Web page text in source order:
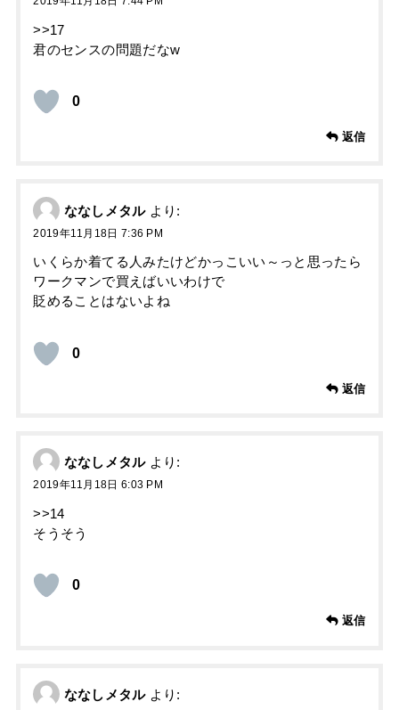
>>17
君のセンスの問題だなw
0
返信
ななしメタル より:
2019年11月18日 7:36 PM
いくらか着てる人みたけどかっこいい～っと思ったら
ワークマンで買えばいいわけで
貶めることはないよね
0
返信
ななしメタル より:
2019年11月18日 6:03 PM
>>14
そうそう
0
返信
ななしメタル より: